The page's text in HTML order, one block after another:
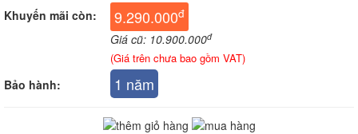
Khuyến mãi còn: 9.290.000đ
Giá cũ: 10.900.000đ
(Giá trên chưa bao gồm VAT)
Bảo hành: 1 năm